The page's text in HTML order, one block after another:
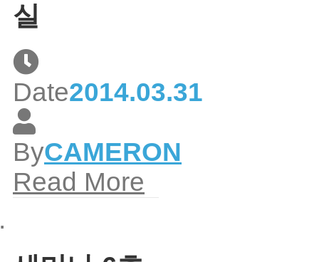
실
Date2014.03.31
ByCAMERON
Read More